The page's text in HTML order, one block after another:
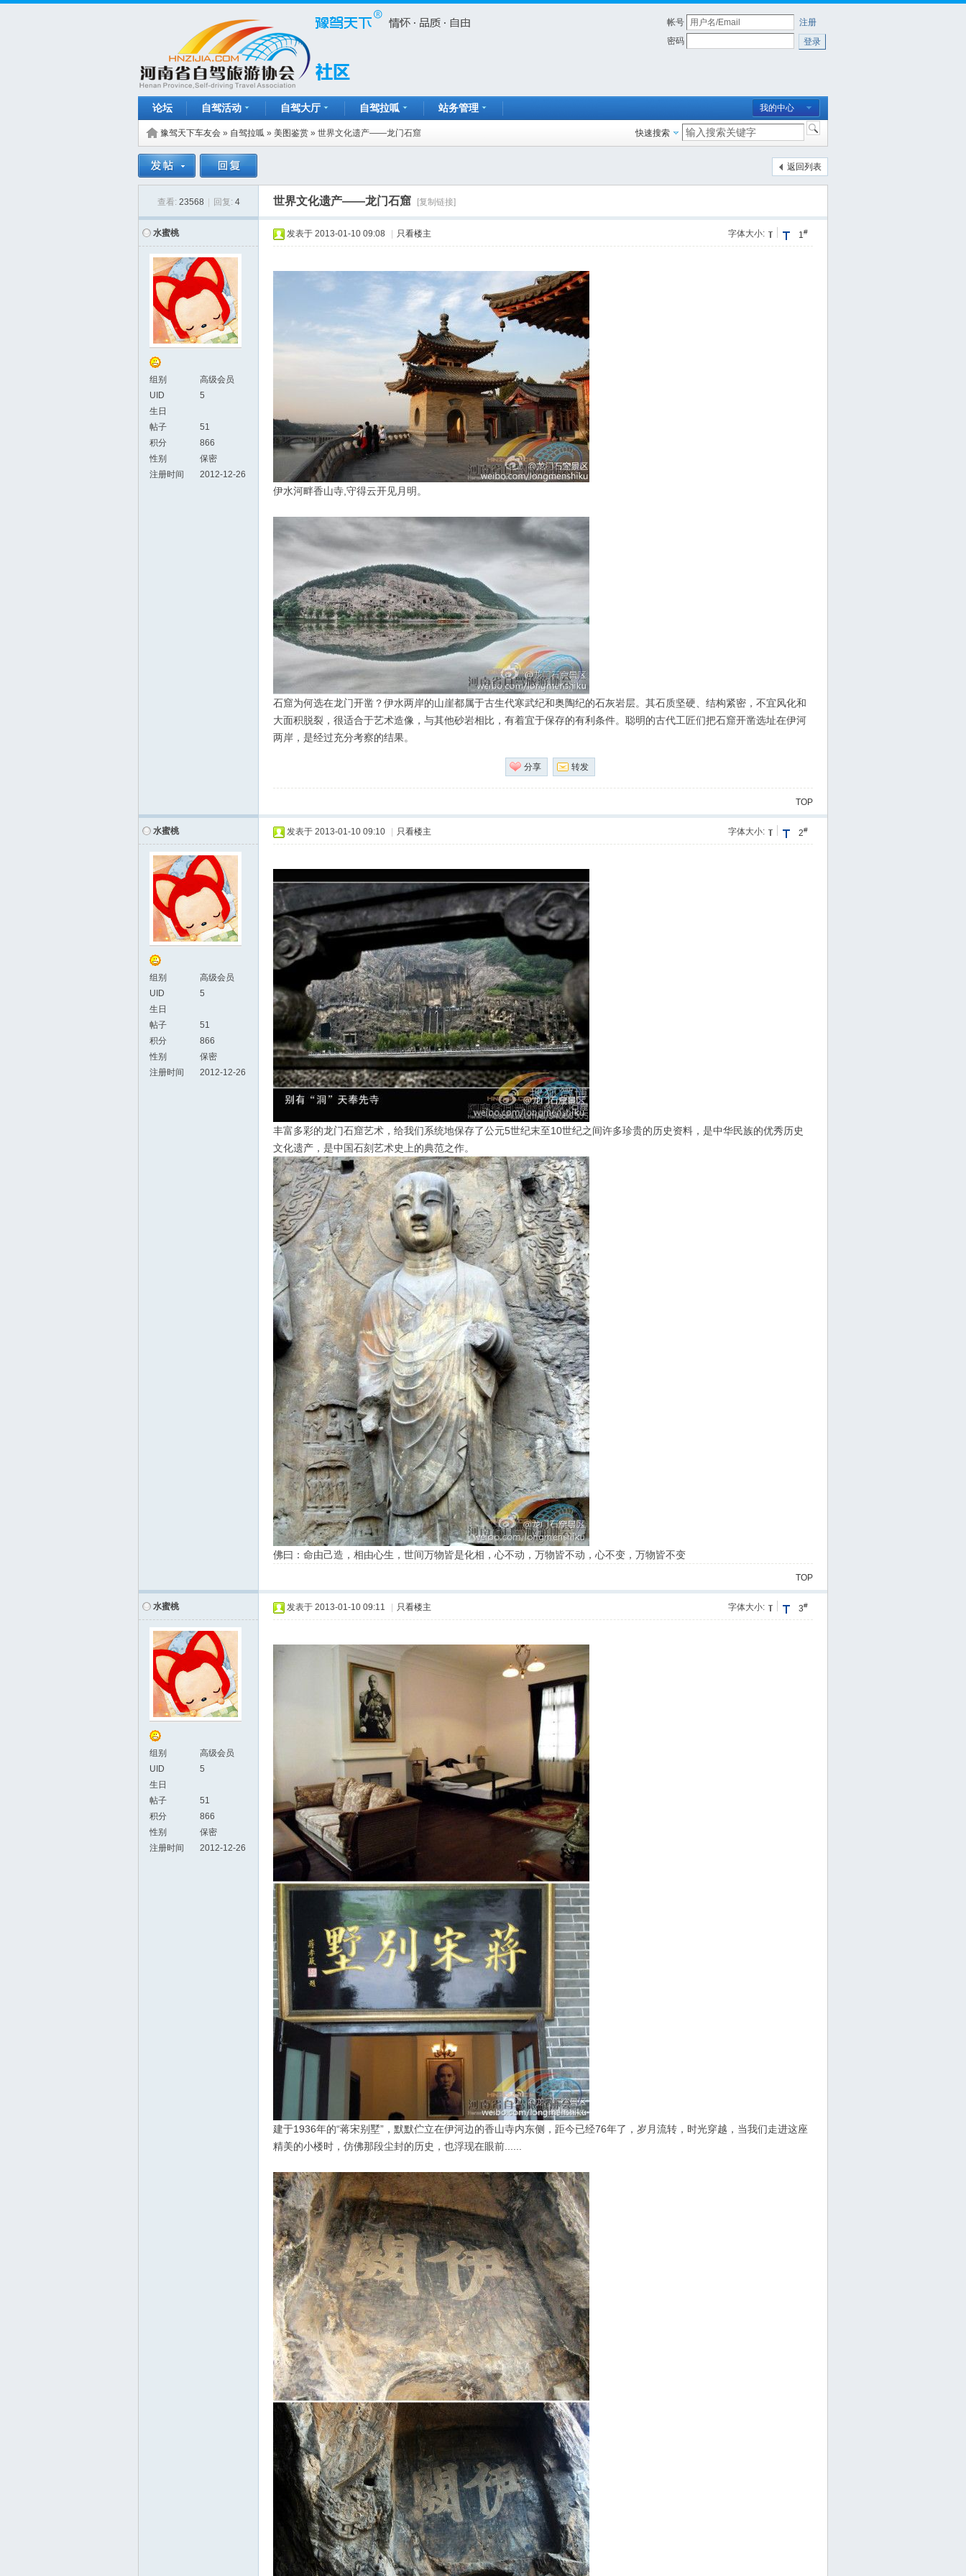
帐号
注册
密码
登录
我的中心
论坛 自驾活动 自驾大厅 自驾拉呱 站务管理
快速搜索
豫驾天下车友会 » 自驾拉呱 » 美图鉴赏 » 世界文化遗产——龙门石窟
返回列表
查看: 23568 回复: 4 世界文化遗产——龙门石窟 [复制链接]
水蜜桃
组别
高级会员
UID
5
生日
帖子
51
积分
866
性别
保密
注册时间
2012-12-26
1#
字体大小:
发表于 2013-01-10 09:08 只看楼主
伊水河畔香山寺,守得云开见月明。
石窟为何选在龙门开凿？伊水两岸的山崖都属于古生代寒武纪和奥陶纪的石灰岩层。其石质坚硬、结构紧密，不宜风化和
大面积脱裂，很适合于艺术造像，与其他砂岩相比，有着宜于保存的有利条件。聪明的古代工匠们把石窟开凿选址在伊河
两岸，是经过充分考察的结果。
分享 转发
TOP
水蜜桃
组别
高级会员
UID
5
生日
帖子
51
积分
866
性别
保密
注册时间
2012-12-26
2#
字体大小:
发表于 2013-01-10 09:10 只看楼主
丰富多彩的龙门石窟艺术，给我们系统地保存了公元5世纪末至10世纪之间许多珍贵的历史资料，是中华民族的优秀历史
文化遗产，是中国石刻艺术史上的典范之作。
佛曰：命由己造，相由心生，世间万物皆是化相，心不动，万物皆不动，心不变，万物皆不变
TOP
水蜜桃
组别
高级会员
UID
5
生日
帖子
51
积分
866
性别
保密
注册时间
2012-12-26
3#
字体大小:
发表于 2013-01-10 09:11 只看楼主
建于1936年的“蒋宋别墅”，默默伫立在伊河边的香山寺内东侧，距今已经76年了，岁月流转，时光穿越，当我们走进这座
精美的小楼时，仿佛那段尘封的历史，也浮现在眼前......